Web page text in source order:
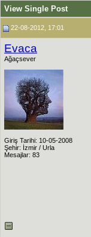
View Single Post
22-08-2012, 17:01
Evaca
Ağaçsever
Giriş Tarihi: 10-05-2008
Şehir: İzmir / Urla
Mesajlar: 83